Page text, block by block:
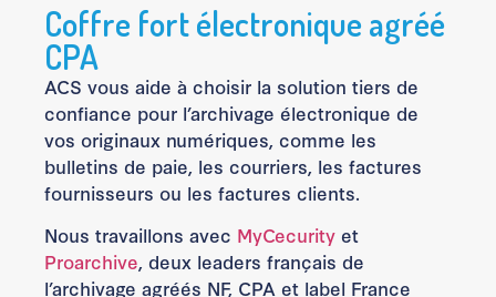
Coffre fort électronique agréé
CPA
ACS vous aide à choisir la solution tiers de
confiance pour l’archivage électronique de
vos originaux numériques, comme les
bulletins de paie, les courriers, les factures
fournisseurs ou les factures clients.
Nous travaillons avec MyCecurity et
Proarchive, deux leaders français de
l’archivage agréés NF, CPA et label France